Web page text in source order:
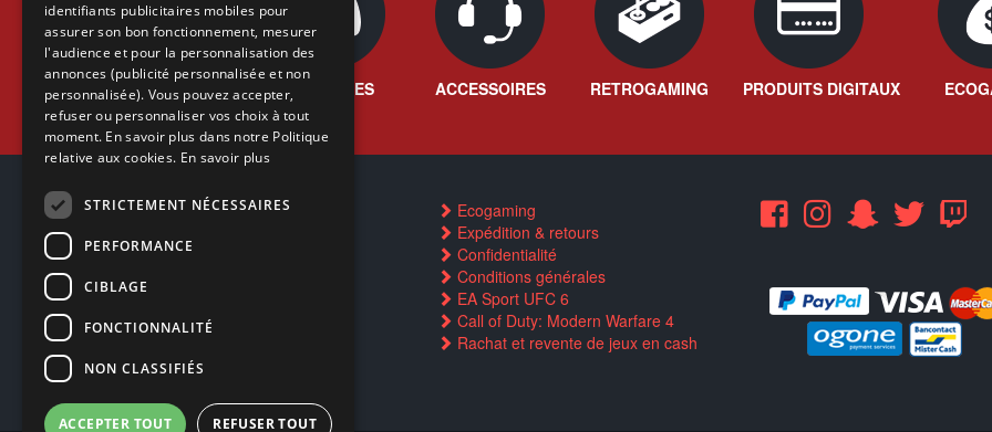
JEUX VIDÉO CONSOLES ACCESSOIRES RETROGAMING PRODUITS DIGITAUX
Contactez-nous
Trouver un magasin
Rachat cartes Pokémon
Réservation par SMS
Restauration CD griffés
Smartpoints
Ecogaming
Expédition & retours
Confidentialité
Conditions générales
EA Sport UFC 6
Call of Duty: Modern Warfare 4
Rachat et revente de jeux en cash
ENGLISH
identifiants publicitaires mobiles pour
assurer son bon fonctionnement, mesurer
l'audience et pour la personnalisation des
annonces (publicité personnalisée et non
personnalisée). Vous pouvez accepter,
refuser ou personnaliser vos choix à tout
moment. En savoir plus dans notre Politique
relative aux cookies. En savoir plus
STRICTEMENT NÉCESSAIRES
PERFORMANCE
CIBLAGE
FONCTIONNALITÉ
NON CLASSIFIÉS
ACCEPTER TOUT REFUSER TOUT